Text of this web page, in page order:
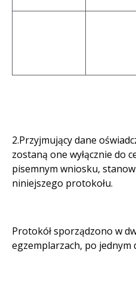
2.Przyjmujący dane
zostaną one wyłącznie do
pisemnym wniosku,
niniejszego protokołu.
Protokół sporządzono w
egzemplarzach, po jednym